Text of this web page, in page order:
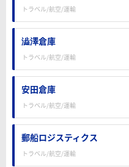
トラベル/航空/運輸
澁澤倉庫
トラベル/航空/運輸
安田倉庫
トラベル/航空/運輸
郵船ロジスティクス
トラベル/航空/運輸